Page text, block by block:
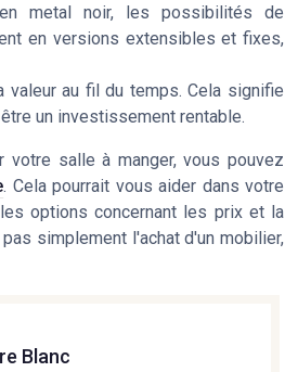
metal noir, les possibilités de
en versions extensibles et fixes,
au fil du temps. Cela signifie
un investissement rentable.
votre salle à manger, vous pouvez
. Cela pourrait vous aider dans votre
options concernant les prix et la
simplement l'achat d'un mobilier,
Blanc